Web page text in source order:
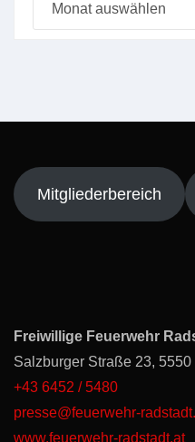
Mitgliederbereich
Freiwillige Feuerwehr
Salzburger Straße 23,
+43 6452 / 5480
presse@feuerwehr-
www.feuerwehr-radstadt.at